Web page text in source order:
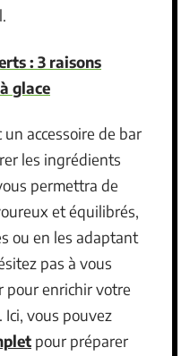
: 3 raisons
glace
accessoire de bar
les ingrédients
permettra de
et équilibrés,
ou en les adaptant
pas à vous
pour enrichir votre
vous pouvez
pour préparer